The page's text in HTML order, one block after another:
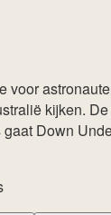
voor
kijken.
Down